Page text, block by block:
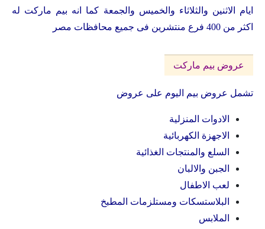
ايام الاثنين والثلاثاء والخميس والجمعة كما انه بيم ماركت له
اكثر من 400 فرع منتشرين فى جميع محافظات مصر
عروض بيم ماركت
تشمل عروض بيم اليوم على عروض
الادوات المنزلية
الاجهزة الكهربائية
السلع والمنتجات الغذائية
الجبن والالبان
لعب الاطفال
البلاستسكات ومستلزمات المطبخ
الملابس